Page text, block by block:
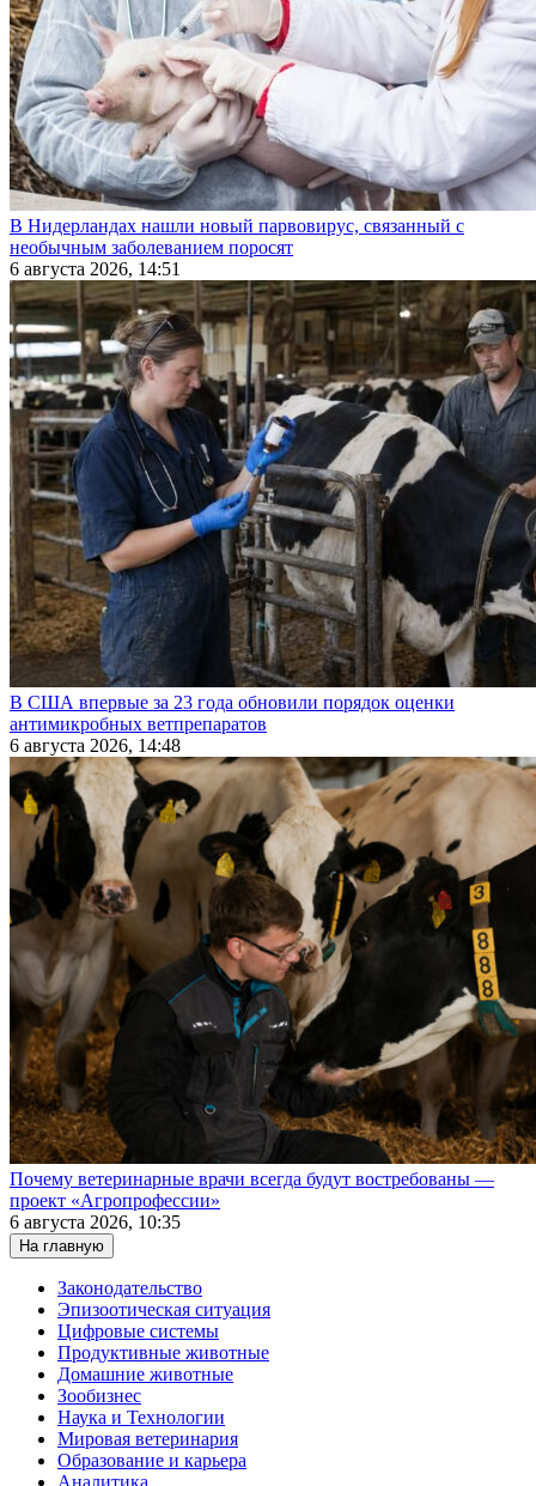
В Нидерландах нашли новый парвовирус, связанный с
необычным заболеванием поросят
6 августа 2026, 14:51
В США впервые за 23 года обновили порядок оценки
антимикробных ветпрепаратов
6 августа 2026, 14:48
Почему ветеринарные врачи всегда будут востребованы —
проект «Агропрофессии»
6 августа 2026, 10:35
На главную
Законодательство
Эпизоотическая ситуация
Цифровые системы
Продуктивные животные
Домашние животные
Зообизнес
Наука и Технологии
Мировая ветеринария
Образование и карьера
Аналитика